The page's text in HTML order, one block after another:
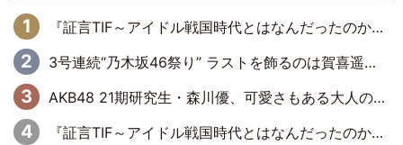
『証言TIF～アイドル戦国時代とはなんだったのか～』第6回：でんぱ組.inc・古川未鈴×相沢梨紗「『ハロプロやりたかったな』って言ったら、夢眠ねむさんに『てめえはでんぱ組．incなんだよ！』って肩パンされて(笑)」
3号連続“乃木坂46祭り” ラストを飾るのは賀喜遥香…5年ぶりの登場に「5年分大人になった私を見ていただけたら」
AKB48 21期研究生・森川優、可愛さもある大人の女性に
『証言TIF～アイドル戦国時代とはなんだったのか～』第11回：私立恵比寿中学・真山りか×安本彩花「TIFで10年ぶりのキョンシーメイクをしたら、場を完全に引かせてしまって。時代が変わったんだなって」